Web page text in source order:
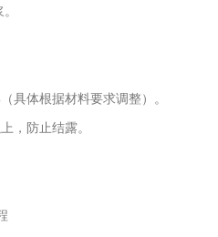
具体根据材料要求调整）。
，防止结露。